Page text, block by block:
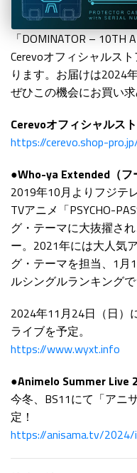
「DOMINATOR – 10TH
Cerevoオフィシャルス
ります。お届けは2024
ぜひこの機会にお買い求
Cerevoオフィシャルス
https://cerevo.shop-
●Who-ya Extended（フ
2019年10月よりフジテ
TVアニメ「PSYCHO-
グ・テーマに大抜擢さ
ー。2021年には大人気
グ・テーマを担当、1月
ルシングルランキングで
2024年11月24日（日）
ライブを予定。
https://www.wyxt.info
●Animelo Summer Live
今冬、BS11にて「アニ
定！
https://anisama.tv/2024/